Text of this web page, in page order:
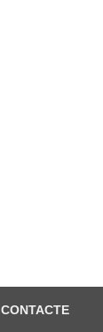
CONTACTE